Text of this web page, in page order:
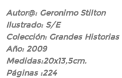
Autor@: Geronimo Stilton
Ilustrado: S/E
Colección: Grandes Historias
Año: 2009
Medidas:20x13,5cm.
Páginas :224